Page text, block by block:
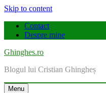
Skip to content
Contact
Despre mine
Ghinghes.ro
Blogul lui Cristian Ghingheș
Menu